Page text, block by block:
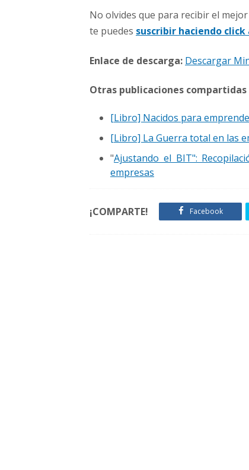
No olvides que para recibir el
te puedes suscribir haciendo click
Enlace de descarga: Descargar
Otras publicaciones compartidas
[Libro] Nacidos para
[Libro] La Guerra total en las
"Ajustando el BIT":
empresas
¡COMPARTE! Facebook